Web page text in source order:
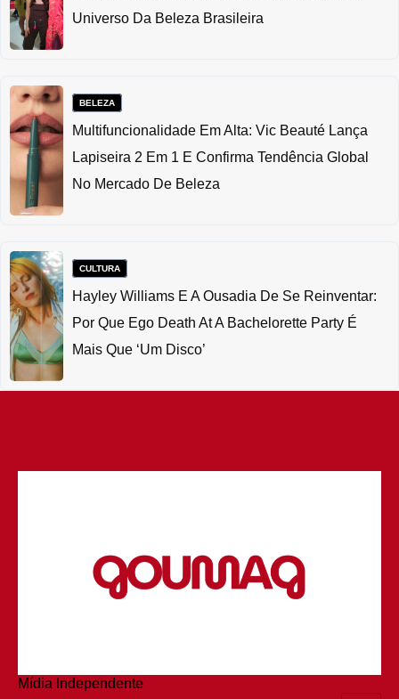
Universo Da Beleza Brasileira
BELEZA
Multifuncionalidade Em Alta: Vic Beauté Lança
Lapiseira 2 Em 1 E Confirma Tendência Global
No Mercado De Beleza
CULTURA
Hayley Williams E A Ousadia De Se Reinventar:
Por Que Ego Death At A Bachelorette Party É
Mais Que ‘um Disco’
Mídia Independente